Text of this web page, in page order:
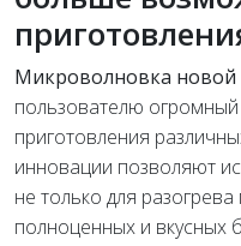
Микроволновка новой
пользователю
приготовления
инновации позволяют
не только для
полноценных и вкусных